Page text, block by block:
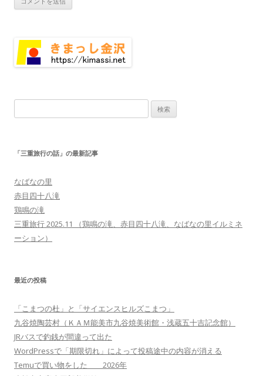
索:
「三重旅行の話」の最新記事
なばなの里
赤目四十八滝
鶏鳴の滝
三重旅行 2025.11 （鶏鳴の滝、赤目四十八滝、なばなの里イルミネ
ーション）
最近の投稿
「こまつの杜」と「サイエンスヒルズこまつ」
九谷焼陶芸村（ＫＡＭ能美市九谷焼美術館・浅蔵五十吉記念館）
JRバスで釣銭が間違って出た
WordPressで「期限切れ」によって投稿途中の内容が消える
Temuで買い物をした 2026年